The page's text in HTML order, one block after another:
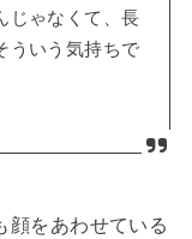
じゃなくて、長
ういう気持ちで
顔をあわせている